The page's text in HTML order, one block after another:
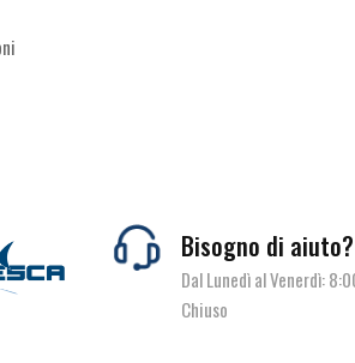
Bisogno di aiuto?
Dal Lunedì al Venerdì:
Chiuso